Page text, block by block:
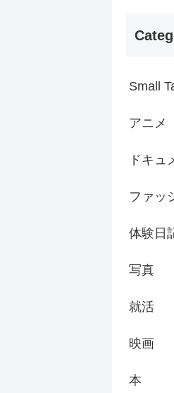
Small
アニメ
ドキュ
ファッ
体験日
写真
就活
映画
本